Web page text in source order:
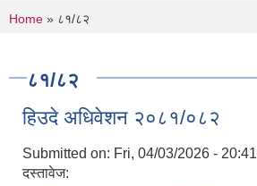
You are here
Home » ८१/८२
८१/८२
हिउदे अधिवेशन २०८१/०८२
Submitted on: Fri, 04/03/2026 - 20:41
दस्तावेज: